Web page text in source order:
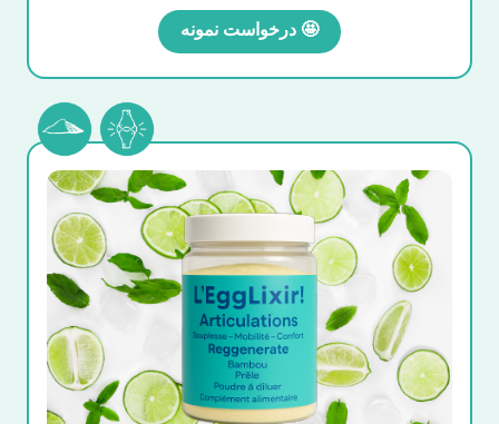
درخواست نمونه 🤩